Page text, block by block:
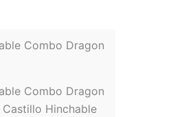
Combo Dragon
Combo Dragon
Castillo Hinchable